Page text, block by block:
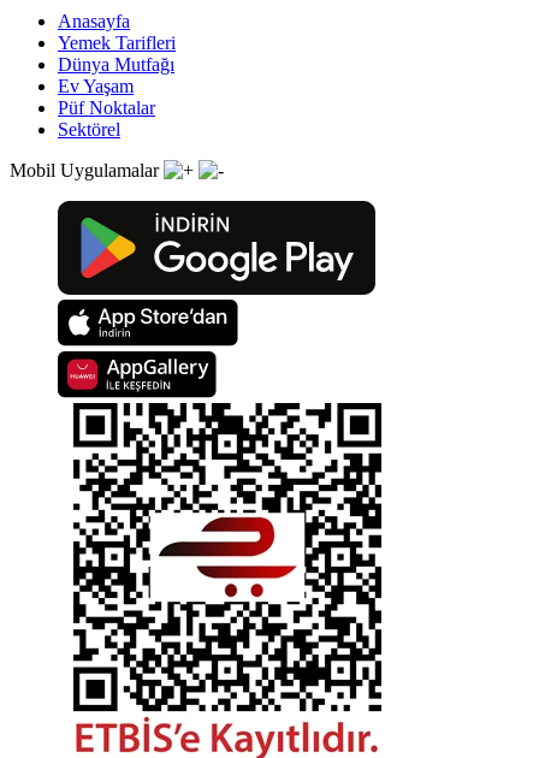
Anasayfa
Yemek Tarifleri
Dünya Mutfağı
Ev Yaşam
Püf Noktalar
Sektörel
Mobil Uygulamalar